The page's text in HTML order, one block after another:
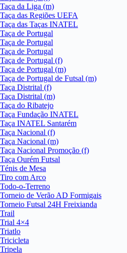
Taça da Liga (m)
Taça das Regiões UEFA
Taça das Taças INATEL
Taça de Portugal
Taça de Portugal
Taça de Portugal
Taça de Portugal (f)
Taça de Portugal (m)
Taça de Portugal de Futsal (m)
Taça Distrital (f)
Taça Distrital (m)
Taça do Ribatejo
Taça Fundação INATEL
Taça INATEL Santarém
Taça Nacional (f)
Taça Nacional (m)
Taça Nacional Promoção (f)
Taça Ourém Futsal
Ténis de Mesa
Tiro com Arco
Todo-o-Terreno
Torneio de Verão AD Formigais
Torneio Futsal 24H Freixianda
Trail
Trial 4×4
Triatlo
Tricicleta
Tripela